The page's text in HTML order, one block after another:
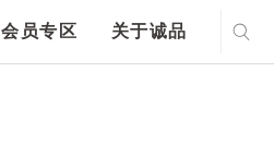
会员专区 关于诚品